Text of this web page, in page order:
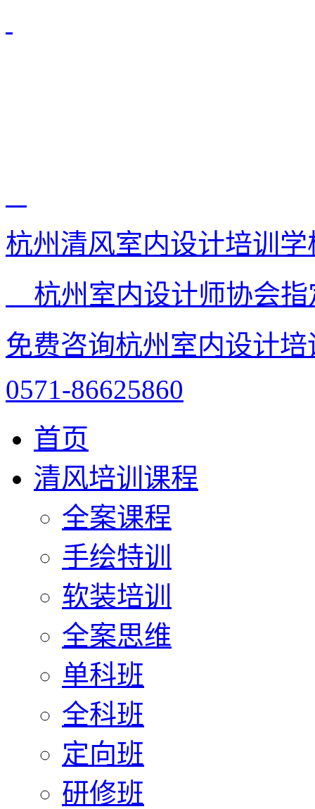
杭州清风室内设计培训学
杭州室内设计师协会
免费咨询杭州室内设计
0571-86625860
首页
清风培训课程
全案课程
手绘特训
软装培训
全案思维
单科班
全科班
定向班
研修班